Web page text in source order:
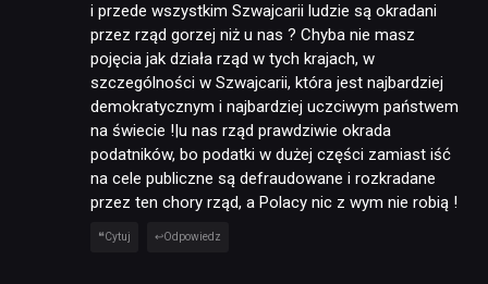
i przede wszystkim Szwajcarii ludzie są okradani
przez rząd gorzej niż u nas ? Chyba nie masz
pojęcia jak działa rząd w tych krajach, w
szczególności w Szwajcarii, która jest najbardziej
demokratycznym i najbardziej uczciwym państwem
na świecie !|u nas rząd prawdziwie okrada
podatników, bo podatki w dużej części zamiast iść
na cele publiczne są defraudowane i rozkradane
przez ten chory rząd, a Polacy nic z wym nie robią !
Cytuj Odpowiedz